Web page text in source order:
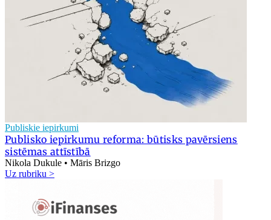
Publiskie iepirkumi
Publisko iepirkumu reforma: būtisks pavērsiens
sistēmas attīstībā
Nikola Dukule • Māris Brizgo
Uz rubriku >